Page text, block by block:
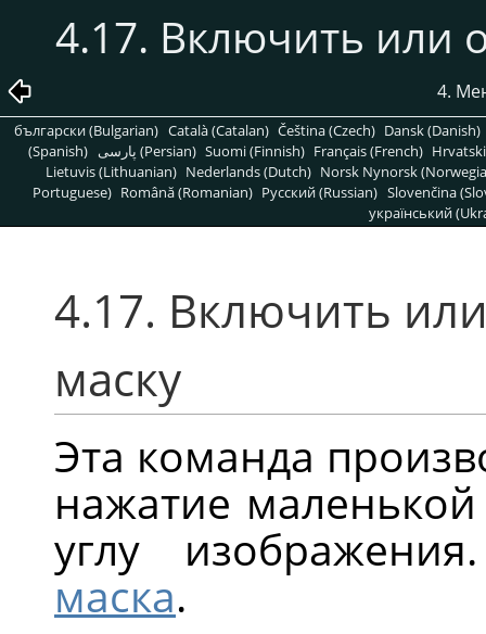
4.17. Включить или
4.
български (Bulgarian) Català (Catalan) Čeština (Czech) Dansk (Danish)
(Spanish)
پارسی (Persian) Suomi (Finnish) Français (French)
Lietuvis (Lithuanian) Nederlands (Dutch) Norsk Nynorsk
Portuguese) Română (Romanian) Pусский (Russian) Slovenčina
український
4.17. Включить
маску
Эта команда
нажатие
углу
маска.